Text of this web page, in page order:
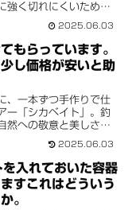
強く切れにくいため、
て釣りが楽しめます。
2025.06.03
もらっています。
し価格が安いと助
、一本ずつ手作りで仕
ー「シカベイト」。釣
然への敬意と美しさも
2025.06.03
入れておいた容器
すこれはどういう
。